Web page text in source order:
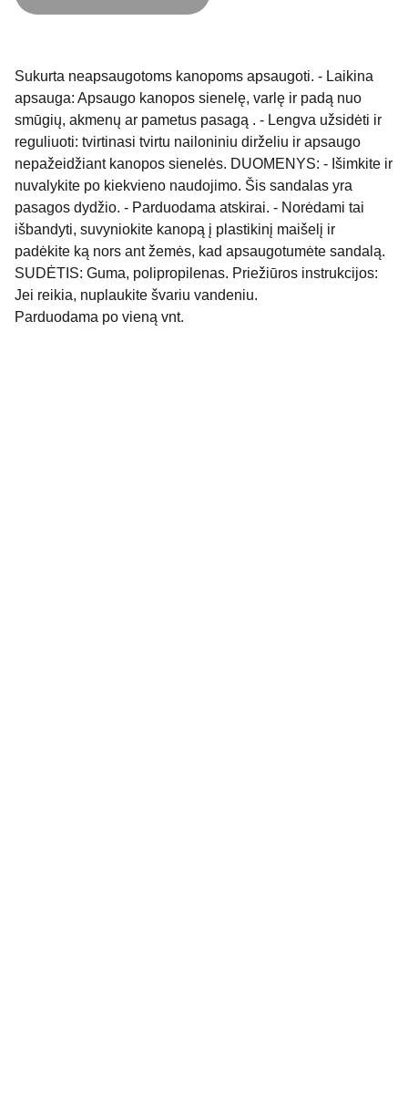
Sukurta neapsaugotoms kanopoms apsaugoti. - Laikina
apsauga: Apsaugo kanopos sienelę, varlę ir padą nuo
smūgių, akmenų ar pametus pasagą . - Lengva užsidėti ir
reguliuoti: tvirtinasi tvirtu nailoniniu dirželiu ir apsaugo
nepažeidžiant kanopos sienelės. DUOMENYS: - Išimkite ir
nuvalykite po kiekvieno naudojimo. Šis sandalas yra
pasagos dydžio. - Parduodama atskirai. - Norėdami tai
išbandyti, suvyniokite kanopą į plastikinį maišelį ir
padėkite ką nors ant žemės, kad apsaugotumėte sandalą.
SUDĖTIS: Guma, polipropilenas. Priežiūros instrukcijos:
Jei reikia, nuplaukite švariu vandeniu.
Parduodama po vieną vnt.